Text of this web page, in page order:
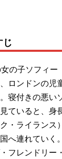
の子ソフィー
ロンドンの児
寝付きの悪い
ていると、身
ク・ライラン
へ連れていく
フレンドリー